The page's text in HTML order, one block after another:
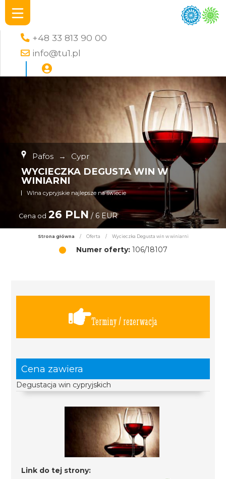
+48 33 813 90 00
info@tu1.pl
Pafos → Cypr
WYCIECZKA DEGUSTA WIN W
WINIARNI
WIna cypryjskie najlepsze na świecie
Cena od 26 PLN / 6 EUR
Strona główna / Oferta / Wycieczka Degusta win w winiarni
Numer oferty:106/18107
Terminy / rezerwacja
Cena zawiera
Degustacja win cypryjskich
Link do tej strony: